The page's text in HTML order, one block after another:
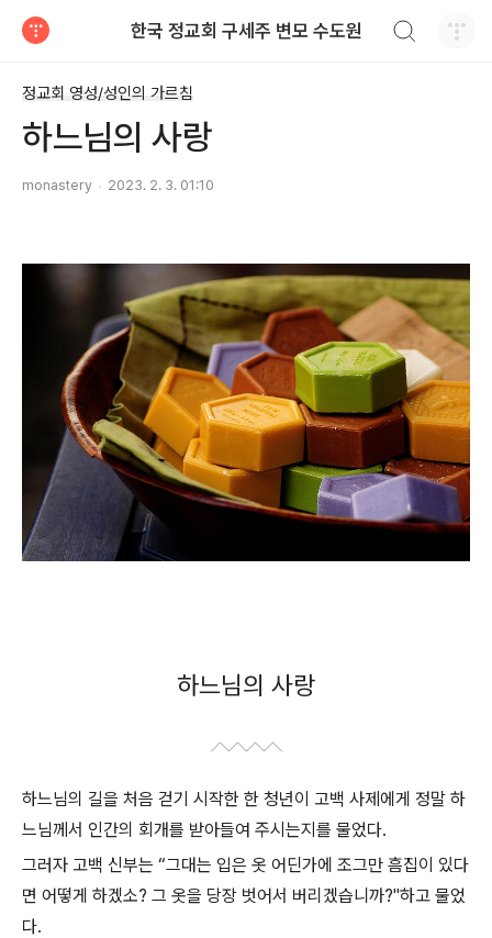
한국 정교회 구세주 변모 수도원
정교회 영성/성인의 가르침
하느님의 사랑
monastery 2023. 2. 3. 01:10
하느님의 사랑
하느님의 길을 처음 걷기 시작한 한 청년이 고백 사제에게 정말 하
느님께서 인간의 회개를 받아들여 주시는지를 물었다.
그러자 고백 신부는 “그대는 입은 옷 어딘가에 조그만 흠집이 있다
면 어떻게 하겠소? 그 옷을 당장 벗어서 버리겠습니까?"하고 물었
다.